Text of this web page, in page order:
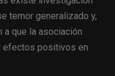
temor generalizado y,
a que la asociación
efectos positivos en